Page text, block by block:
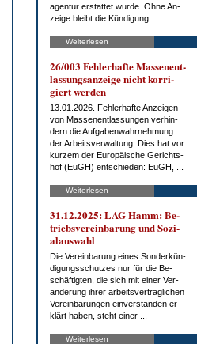
agen­tur er­stat­tet wur­de. Oh­ne An­
zei­ge bleibt die Kün­di­gung ...
Weiterlesen
26/003 Feh­ler­haf­te Mas­sen­ent­
las­sungs­an­zei­ge nicht kor­ri­
giert wer­den
13.01.2026. Feh­ler­haf­te An­zei­gen
von Mas­sen­ent­las­sun­gen ver­hin­
dern die Auf­ga­ben­wahr­neh­mung
der Ar­beits­ver­wal­tung. Dies hat vor
kur­zem der Eu­ro­päi­sche Ge­richts­
hof (EuGH) ent­schie­den: EuGH, ...
Weiterlesen
31.12.2025: LAG Hamm: Be­
triebs­ver­ein­ba­rung und So­zi­
al­aus­wahl
Die Ver­ein­ba­rung ei­nes Son­der­kün­
di­gungs­schut­zes nur für die Be­
schäf­tig­ten, die sich mit ei­ner Ver­
än­de­rung ih­rer ar­beits­ver­trag­li­chen
Ver­ein­ba­run­gen ein­ver­stan­den er­
klärt ha­ben, steht ei­ner ...
Weiterlesen